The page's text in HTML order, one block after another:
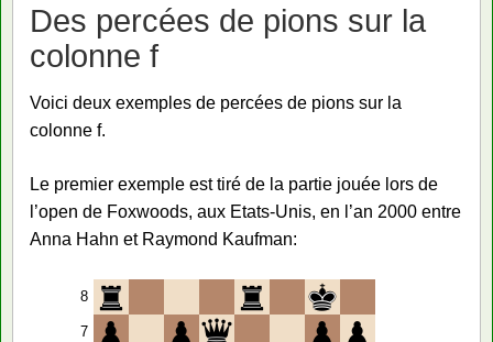
Des percées de pions sur la
colonne f
Voici deux exemples de percées de pions sur la
colonne f.
Le premier exemple est tiré de la partie jouée lors de
l’open de Foxwoods, aux Etats-Unis, en l’an 2000 entre
Anna Hahn et Raymond Kaufman:
8
7